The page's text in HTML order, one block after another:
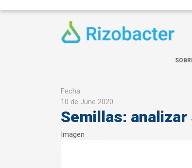
Fecha
10 de June 2020
Semillas:
Imagen